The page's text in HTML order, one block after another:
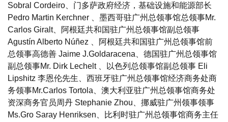
Sobral Cordeiro、门多萨政府经济，基础设施和能源部长
Pedro Martin Kerchner 、墨西哥驻广州总领事馆总领事Mr.
Carlos Giralt、阿根廷共和国驻广州总领事馆副总领事
Agustín Alberto Núñez 、阿根廷共和国驻广州总领事馆前
总领事高德善 Jaime J.Goldaracena、德国驻广州总领事馆
副总领事Mr. Dirk Lechelt 、以色列总领事馆副总领事 Eli
Lipshitz 李恩伦先生、西班牙驻广州总领事馆经济商务处商
务领事Mr.Carlos Tortola、澳大利亚驻广州总领事馆商务处
资深商务官员周丹 Stephanie Zhou、挪威驻广州领事领事
Ms.Gro Saray Henriksen、比利时驻广州总领事馆商务主任